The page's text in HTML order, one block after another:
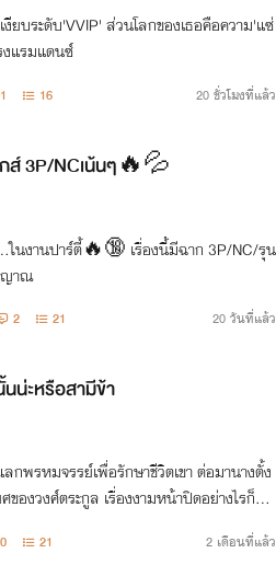
งียบระดับ'VVIP' ส่วนโลกของเธอคือความ'แซ่
แรมแดนซ์
1 16 20 ชั่วโมงที่แล้ว
กส์ 3P/NCเน้นๆ🔥💦
🔥🔞 เรื่องนี้มีฉาก 3P/NC/รุน
ญาณ
2 21 20 วันที่แล้ว
น่ะหรือสามีข้า
กพรหมจรรย์เพื่อรักษาชีวิตเขา ต่อมานางตั้ง
องวงศ์ตระกูล เรื่องงามหน้าปิดอย่างไรก็ปิด
0 21 2 เดือนที่แล้ว